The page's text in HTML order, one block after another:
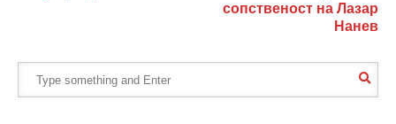
сопственост на Лазар
Нанев